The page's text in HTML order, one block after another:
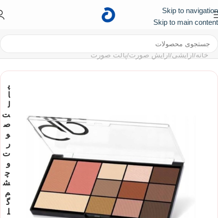
Skip to navigation
Skip to main content
خانه/آرایشی/آرایش صورت/پالت صورت
پ
ا
ل
ت
ص
و
ر
ت
و
چ
ش
م
گ
ل